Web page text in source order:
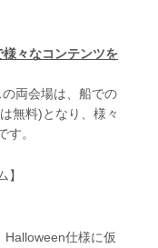
々なコンテンツを
両会場は、船での
無料)となり、様々
す。
】
Halloween仕様に仮